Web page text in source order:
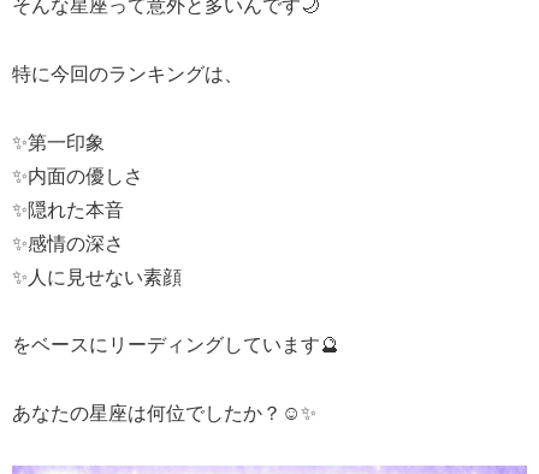
そんな星座って意外と多いんです🌙
特に今回のランキングは、
✨第一印象
✨内面の優しさ
✨隠れた本音
✨感情の深さ
✨人に見せない素顔
をベースにリーディングしています🔮
あなたの星座は何位でしたか？☺️✨